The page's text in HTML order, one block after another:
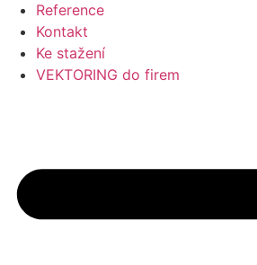
Reference
Kontakt
Ke stažení
VEKTORING do firem